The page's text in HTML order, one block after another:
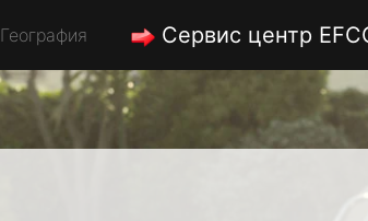
География Сервис центр